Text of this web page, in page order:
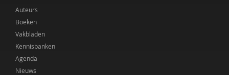
Auteurs
Boeken
Vakbladen
Kennisbanken
Agenda
Nieuws